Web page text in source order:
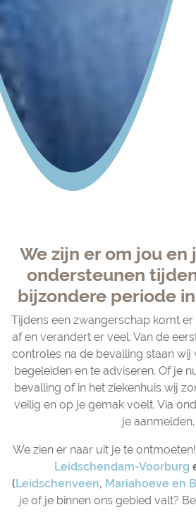
We zijn er om jou
ondersteunen
bijzondere periode
Tijdens een zwangerschap komt
af en verandert er veel. Van de
controles na de bevalling staan
begeleiden en te adviseren. Of je
bevalling of in het ziekenhuis wij
veilig en op je gemak voelt. Via
je aanmelden.
We zien er naar uit je te
Leidschendam-Voorburg
(Leidschenveen, Mariahoeve en
je of je binnen ons gebied valt?